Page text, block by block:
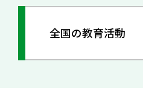
全国の教育活動